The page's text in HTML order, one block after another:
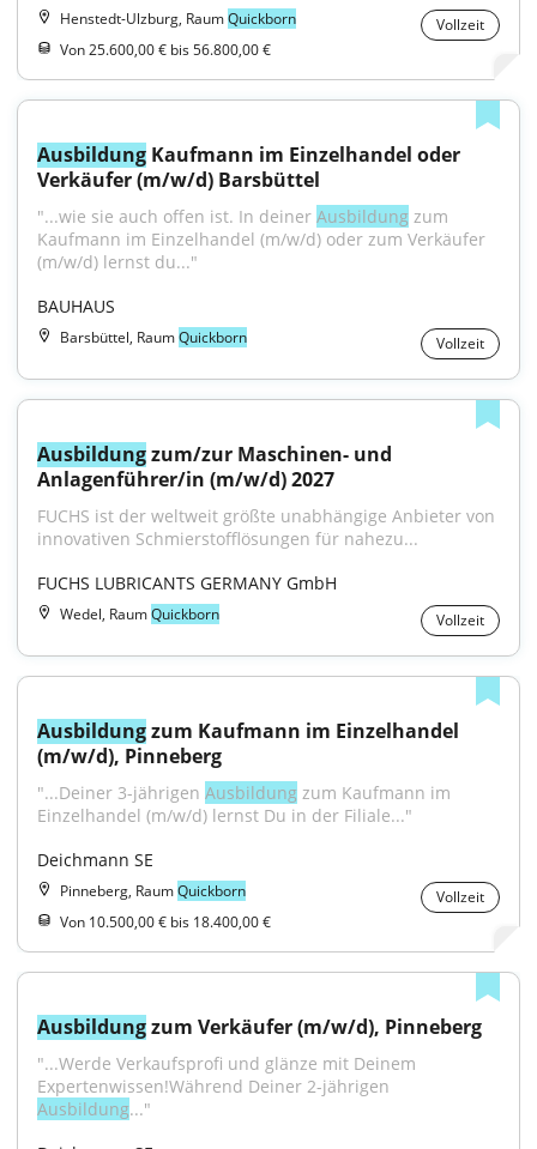
Henstedt-Ulzburg, RaumQuickborn
Vollzeit
Von 25.600,00 € bis 56.800,00 €
Ausbildung Kaufmann im Einzelhandel oder
Verkäufer (m/w/d) Barsbüttel
"...wie sie auch offen ist. In deiner Ausbildung zum
Kaufmann im Einzelhandel (m/w/d) oder zum Verkäufer
(m/w/d) lernst du..."
BAUHAUS
Barsbüttel, RaumQuickborn Vollzeit
Ausbildung zum/zur Maschinen- und
Anlagenführer/in (m/w/d) 2027
FUCHS ist der weltweit größte unabhängige Anbieter von
innovativen Schmierstofflösungen für nahezu...
FUCHS LUBRICANTS GERMANY GmbH
Wedel, RaumQuickborn Vollzeit
Ausbildung zum Kaufmann im Einzelhandel
(m/w/d), Pinneberg
"...Deiner 3-jährigen Ausbildung zum Kaufmann im
Einzelhandel (m/w/d) lernst Du in der Filiale..."
Deichmann SE
Pinneberg, RaumQuickborn
Vollzeit
Von 10.500,00 € bis 18.400,00 €
Ausbildung zum Verkäufer (m/w/d), Pinneberg
"...Werde Verkaufsprofi und glänze mit Deinem
Ausbildung..."